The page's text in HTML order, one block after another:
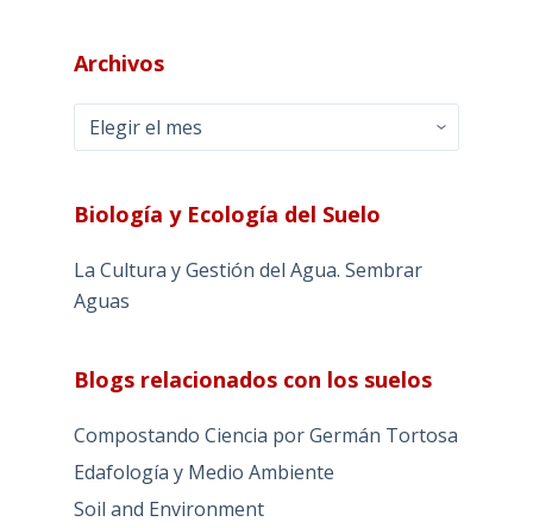
Archivos
Archivos
Biología y Ecología del Suelo
La Cultura y Gestión del Agua. Sembrar
Aguas
Blogs relacionados con los suelos
Compostando Ciencia por Germán Tortosa
Edafología y Medio Ambiente
Soil and Environment